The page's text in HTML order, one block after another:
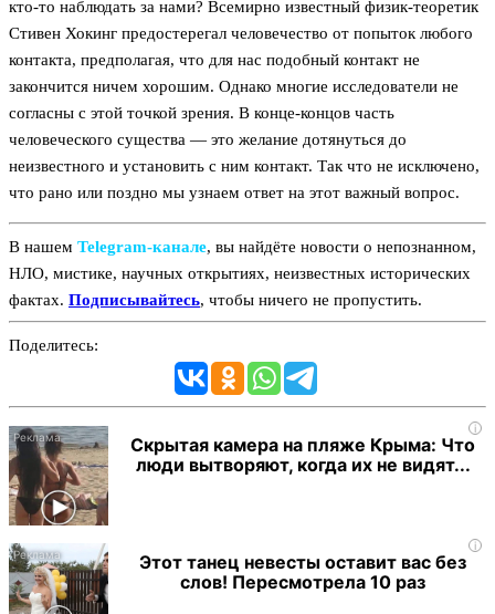
кто-то наблюдать за нами? Всемирно известный физик-теоретик
Стивен Хокинг предостерегал человечество от попыток любого
контакта, предполагая, что для нас подобный контакт не
закончится ничем хорошим. Однако многие исследователи не
согласны с этой точкой зрения. В конце-концов часть
человеческого существа — это желание дотянуться до
неизвестного и установить с ним контакт. Так что не исключено,
что рано или поздно мы узнаем ответ на этот важный вопрос.
В нашем Telegram‑канале, вы найдёте новости о непознанном,
НЛО, мистике, научных открытиях, неизвестных исторических
фактах. Подписывайтесь, чтобы ничего не пропустить.
Поделитесь:
i
Скрытая камера на пляже Крыма: Что
люди вытворяют, когда их не видят...
i
Этот танец невесты оставит вас без
слов! Пересмотрела 10 раз